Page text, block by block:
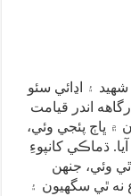
پانڌيئڙا شهيد ۽ اڍائي سئو
اندر قيامت
۾ ڀاڄ پئجي وئي،
ڌماڪي کانپوءِ
وئي، جنهن
ٿي سگهيون ۽